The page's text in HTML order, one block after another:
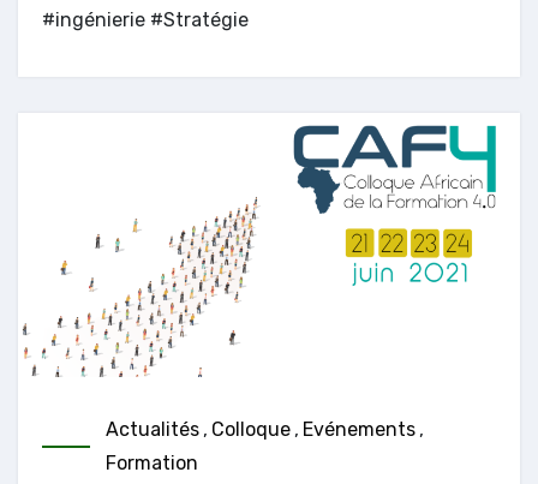
#ingénierie #Stratégie
Actualités , Colloque , Evénements ,
Formation